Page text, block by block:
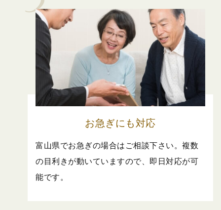
お急ぎにも対応
富山県でお急ぎの場合はご相談下さい。複数
の目利きが動いていますので、即日対応が可
能です。